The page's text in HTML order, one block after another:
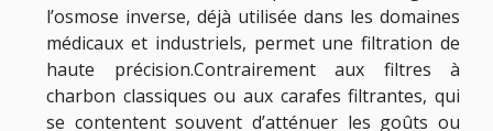
l’osmose inverse, déjà utilisée dans les domaines
médicaux et industriels, permet une filtration de
haute précision.Contrairement aux filtres à
charbon classiques ou aux carafes filtrantes, qui
se contentent souvent d’atténuer les goûts ou